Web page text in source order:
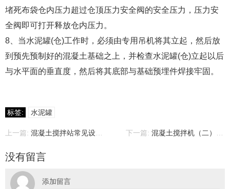
堵死布袋仓内压力超过仓顶压力安全阀的安全压力，压力安
全阀即可打开释放仓内压力。
8、当水泥罐(仓)工作时，必须由专用吊机将其立起，然后放
到预先预制好的混凝土基础之上，并检查水泥罐(仓)立起以后
与水平面的垂直度，然后将其底部与基础预埋件焊接牢固。
标签: 水泥罐
上一篇: 混凝土搅拌站常见设备故障及处理方法 下一篇:混凝土搅拌机（二）：强制式搅拌机
没有留言